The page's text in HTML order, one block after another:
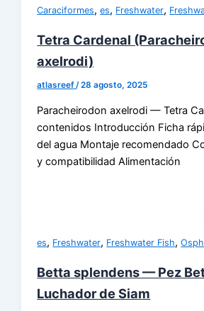
Caraciformes,es, Freshwater,
Tetra Cardenal
axelrodi)
atlasreef/28 agosto, 2025
Paracheirodon axelrodi — Tetra
contenidos Introducción Ficha
del agua Montaje recomendado
y compatibilidad Alimentación
es, Freshwater, Freshwater Fish,
Betta splendens — Pez
Luchador de Siam